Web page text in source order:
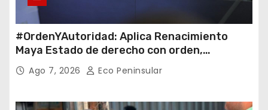
#OrdenYAutoridad: Aplica Renacimiento
Maya Estado de derecho con orden,
coordinación y saldo blanco
Ago 7, 2026 Eco Peninsular